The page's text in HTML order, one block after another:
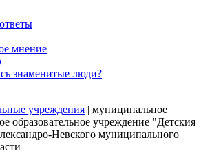
мнение
знаменитые люди?
учреждения | муниципальное
образовательное учреждение "Детския
Невского муниципального